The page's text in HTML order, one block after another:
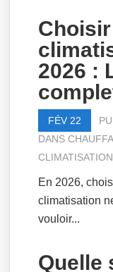
2026 :
FÉV 22
DANS
CLIMATISATION
En 2026,
climatisation
vouloir...
Quelle